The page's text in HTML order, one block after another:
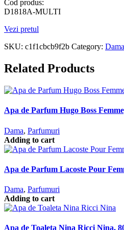
Cod produs:
D1818A-MULTI
Vezi pretul
SKU: c1f1cbcb9f2b Category: Dama
Related Products
Apa de Parfum Hugo Boss
Dama, Parfumuri
Adding to cart
Apa de Parfum Lacoste Pour
Dama, Parfumuri
Adding to cart
Apa de Toaleta Nina Ricci Nina,